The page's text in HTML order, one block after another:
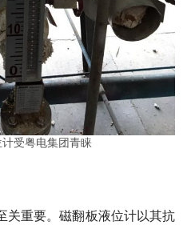
受粤电集团青睐
重要。磁翻板液位计以其抗